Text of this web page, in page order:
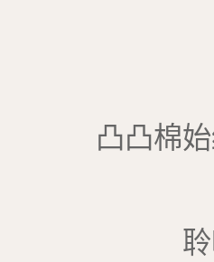
凸凸棉